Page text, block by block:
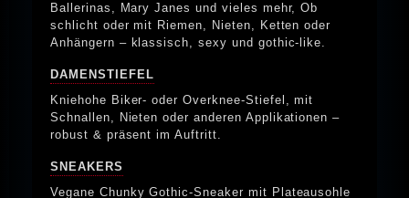
Ballerinas, Mary Janes und vieles mehr, Ob
schlicht oder mit Riemen, Nieten, Ketten oder
Anhängern – klassisch, sexy und gothic-like.
DAMENSTIEFEL
Kniehohe Biker- oder Overknee-Stiefel, mit
Schnallen, Nieten oder anderen Applikationen –
robust & präsent im Auftritt.
SNEAKERS
Vegane Chunky Gothic-Sneaker mit Plateausohle